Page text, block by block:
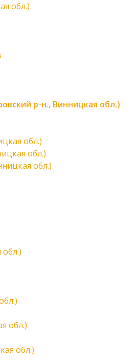
обл.)
р-н., Винницкая обл.)
обл.)
обл.)
обл.)
обл.)
обл.)